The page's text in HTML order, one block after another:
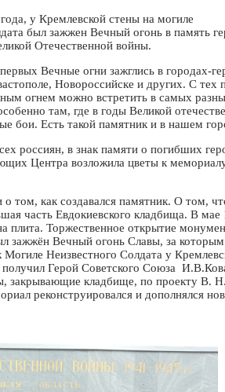
у Кремлевской стены на могиле
был зажжен Вечный огонь в память
Отечественной войны.
Вечные огни зажглись в городах-
Новороссийске и других. С тех
огнем можно встретить в самых
там, где в годы Великой
бои. Есть такой памятник и в нашем
россиян, в знак памяти о погибших
Центра возложила цветы к
как создавался памятник. О том,
часть Евдокиевского кладбища. В мае
плита. Торжественное открытие
зажжён Вечный огонь Славы, за которым
Могиле Неизвестного Солдата у
Герой Советского Союза
закрывающие кладбище, по проекту В. Н.
реконструировался и дополнялся